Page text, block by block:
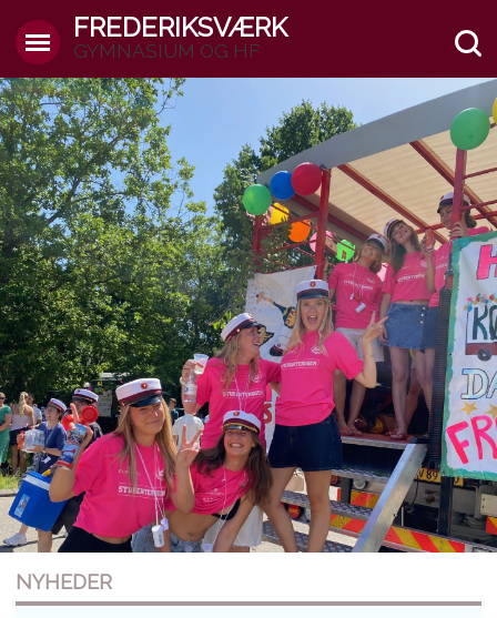
FREDERIKSVÆRK
GYMNASIUM OG HF
NYHEDER